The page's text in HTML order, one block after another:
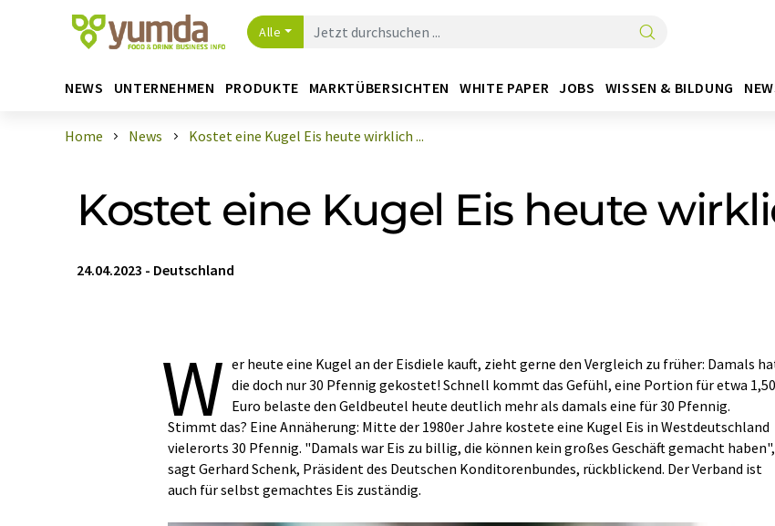
Alle
NEWS UNTERNEHMEN PRODUKTE MARKTÜBERSICHTEN WHITE PAPER JOBS WISSEN & BILDUNG
Home News Kostet eine Kugel Eis heute wirklich ...
Kostet eine Kugel Eis heute
24.04.2023 - Deutschland
W er heute eine Kugel an der Eisdiele kauft, zieht gerne den Vergleich zu früher: Damals
die doch nur 30 Pfennig gekostet! Schnell kommt das Gefühl, eine Portion für etwa 1,50
Euro belaste den Geldbeutel heute deutlich mehr als damals eine für 30 Pfennig.
Stimmt das? Eine Annäherung: Mitte der 1980er Jahre kostete eine Kugel Eis in Westdeutschland
vielerorts 30 Pfennig. "Damals war Eis zu billig, die können kein großes Geschäft gemacht haben",
sagt Gerhard Schenk, Präsident des Deutschen Konditorenbundes, rückblickend. Der Verband ist
auch für selbst gemachtes Eis zuständig.